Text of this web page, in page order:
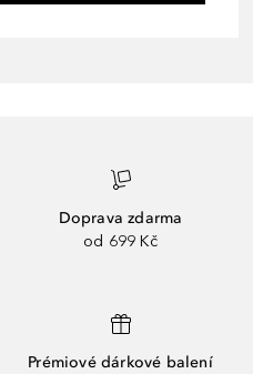
Doprava zdarma
od 699 Kč
Prémiové dárkové balení